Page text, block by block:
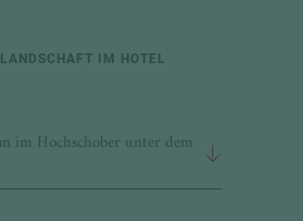
IM HOTEL
im Hochschober unter dem